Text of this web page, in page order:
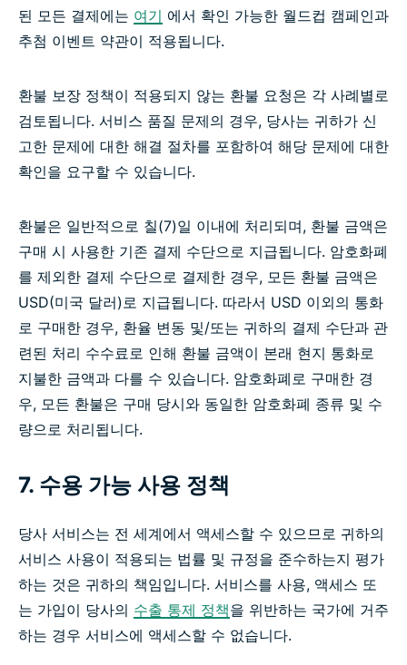
된 모든 결제에는 여기 에서 확인 가능한 월드컵 캠페인과
추첨 이벤트 약관이 적용됩니다.
환불 보장 정책이 적용되지 않는 환불 요청은 각 사례별로
검토됩니다. 서비스 품질 문제의 경우, 당사는 귀하가 신
고한 문제에 대한 해결 절차를 포함하여 해당 문제에 대한
확인을 요구할 수 있습니다.
환불은 일반적으로 칠(7)일 이내에 처리되며, 환불 금액은
구매 시 사용한 기존 결제 수단으로 지급됩니다. 암호화폐
를 제외한 결제 수단으로 결제한 경우, 모든 환불 금액은
USD(미국 달러)로 지급됩니다. 따라서 USD 이외의 통화
로 구매한 경우, 환율 변동 및/또는 귀하의 결제 수단과 관
련된 처리 수수료로 인해 환불 금액이 본래 현지 통화로
지불한 금액과 다를 수 있습니다. 암호화폐로 구매한 경
우, 모든 환불은 구매 당시와 동일한 암호화폐 종류 및 수
량으로 처리됩니다.
7. 수용 가능 사용 정책
당사 서비스는 전 세계에서 액세스할 수 있으므로 귀하의
서비스 사용이 적용되는 법률 및 규정을 준수하는지 평가
하는 것은 귀하의 책임입니다. 서비스를 사용, 액세스 또
는 가입이 당사의 수출 통제 정책을 위반하는 국가에 거주
하는 경우 서비스에 액세스할 수 없습니다.